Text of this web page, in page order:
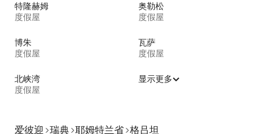
特隆赫姆
度假屋
奥勒松
度假屋
博朱
度假屋
瓦萨
度假屋
北峡湾
度假屋
显示更多
爱彼迎 瑞典 耶姆特兰省 格吕坦